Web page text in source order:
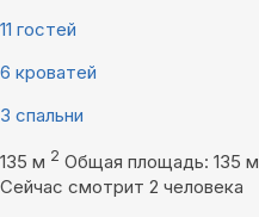
11 гостей
6 кроватей
3 спальни
135 м 2 Общая площадь: 135 м
Сейчас смотрит 2 человека